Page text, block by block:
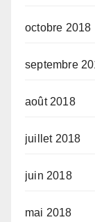
octobre 2018
septembre
août 2018
juillet 2018
juin 2018
mai 2018